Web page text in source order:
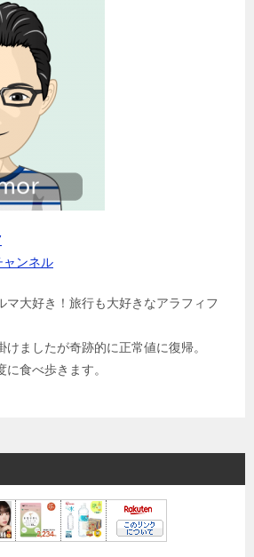
ャンネル
マ大好き！旅行も大好きなアラフィフ
ましたが奇跡的に正常値に復帰。
食べ歩きます。